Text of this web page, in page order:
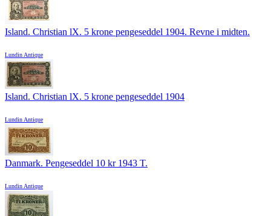
Island. Christian lX. 5 krone pengeseddel 1904. Revne i midten.
Lundin Antique
Island. Christian lX. 5 krone pengeseddel 1904
Lundin Antique
Danmark. Pengeseddel 10 kr 1943 T.
Lundin Antique